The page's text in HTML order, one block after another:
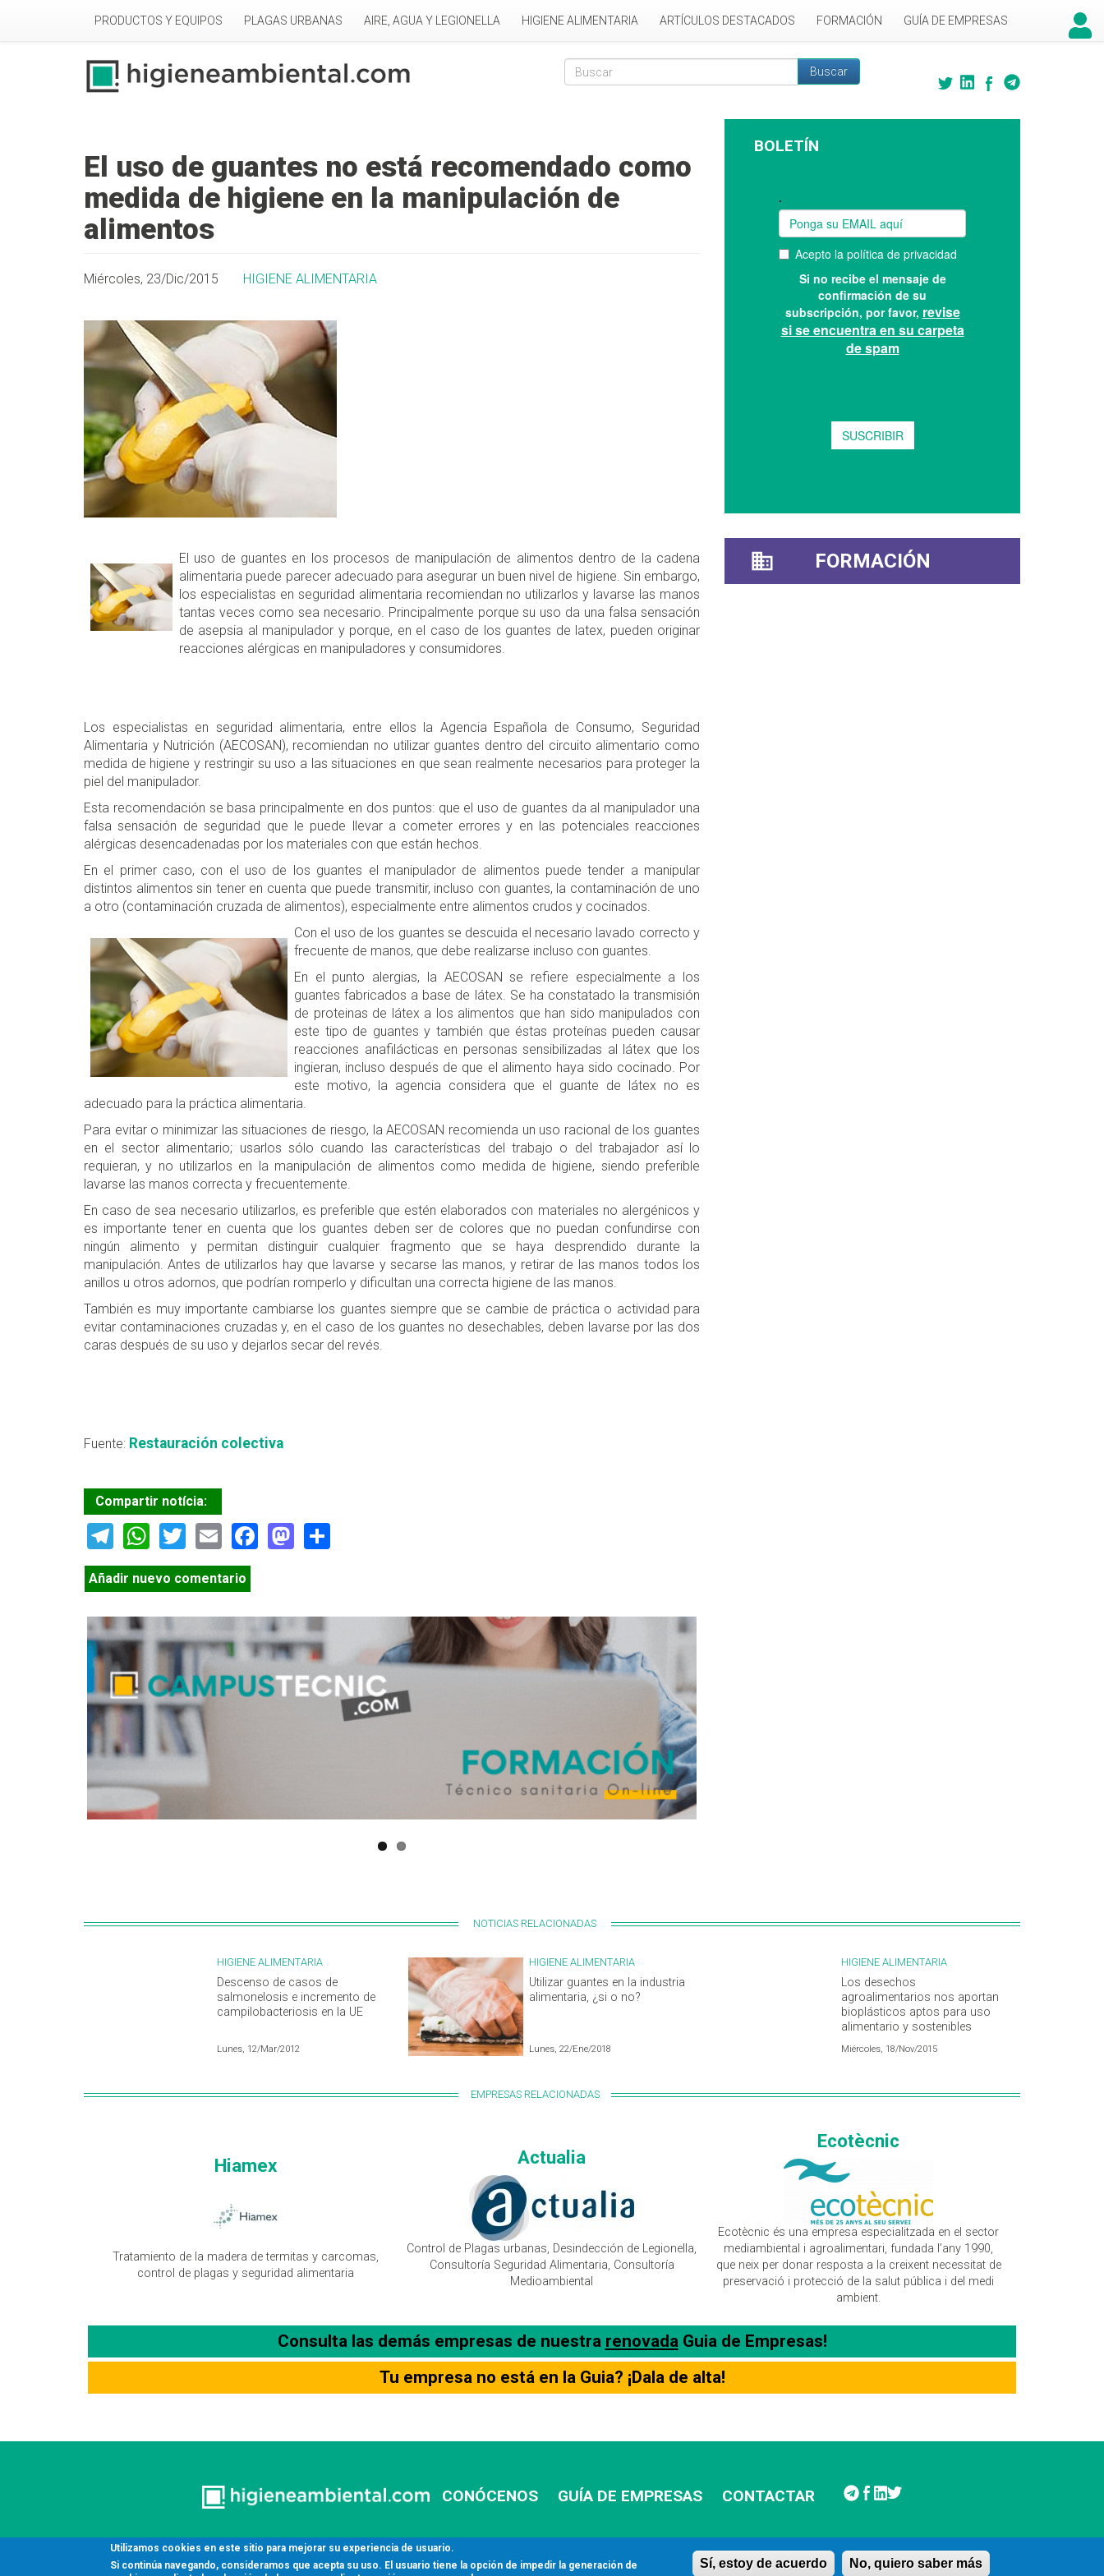
PRODUCTOS Y EQUIPOS PLAGAS URBANAS AIRE, AGUA Y LEGIONELLA HIGIENE ALIMENTARIA ARTÍCULOS DESTACADOS FORMACIÓN GUÍA DE EMPRESAS
Formulario de búsqueda
Buscar
El uso de guantes no está recomendado como
medida de higiene en la manipulación de
alimentos
Miércoles, 23/Dic/2015 HIGIENE ALIMENTARIA
El uso de guantes en los procesos de manipulación de alimentos dentro de la cadena
alimentaria puede parecer adecuado para asegurar un buen nivel de higiene. Sin embargo,
los especialistas en seguridad alimentaria recomiendan no utilizarlos y lavarse las manos
tantas veces como sea necesario. Principalmente porque su uso da una falsa sensación
de asepsia al manipulador y porque, en el caso de los guantes de latex, pueden originar
reacciones alérgicas en manipuladores y consumidores.
Los especialistas en seguridad alimentaria, entre ellos la Agencia Española de Consumo, Seguridad
Alimentaria y Nutrición (AECOSAN), recomiendan no utilizar guantes dentro del circuito alimentario como
medida de higiene y restringir su uso a las situaciones en que sean realmente necesarios para proteger la
piel del manipulador.
Esta recomendación se basa principalmente en dos puntos: que el uso de guantes da al manipulador una
falsa sensación de seguridad que le puede llevar a cometer errores y en las potenciales reacciones
alérgicas desencadenadas por los materiales con que están hechos.
En el primer caso, con el uso de los guantes el manipulador de alimentos puede tender a manipular
distintos alimentos sin tener en cuenta que puede transmitir, incluso con guantes, la contaminación de uno
a otro (contaminación cruzada de alimentos), especialmente entre alimentos crudos y cocinados.
Con el uso de los guantes se descuida el necesario lavado correcto y
frecuente de manos, que debe realizarse incluso con guantes.
En el punto alergias, la AECOSAN se refiere especialmente a los
guantes fabricados a base de látex. Se ha constatado la transmisión
de proteinas de látex a los alimentos que han sido manipulados con
este tipo de guantes y también que éstas proteínas pueden causar
reacciones anafilácticas en personas sensibilizadas al látex que los
ingieran, incluso después de que el alimento haya sido cocinado. Por
este motivo, la agencia considera que el guante de látex no es
adecuado para la práctica alimentaria.
Para evitar o minimizar las situaciones de riesgo, la AECOSAN recomienda un uso racional de los guantes
en el sector alimentario; usarlos sólo cuando las características del trabajo o del trabajador así lo
requieran, y no utilizarlos en la manipulación de alimentos como medida de higiene, siendo preferible
lavarse las manos correcta y frecuentemente.
En caso de sea necesario utilizarlos, es preferible que estén elaborados con materiales no alergénicos y
es importante tener en cuenta que los guantes deben ser de colores que no puedan confundirse con
ningún alimento y permitan distinguir cualquier fragmento que se haya desprendido durante la
manipulación. Antes de utilizarlos hay que lavarse y secarse las manos, y retirar de las manos todos los
anillos u otros adornos, que podrían romperlo y dificultan una correcta higiene de las manos.
También es muy importante cambiarse los guantes siempre que se cambie de práctica o actividad para
evitar contaminaciones cruzadas y, en el caso de los guantes no desechables, deben lavarse por las dos
caras después de su uso y dejarlos secar del revés.
Fuente: Restauración colectiva
Compartir notícia:
Telegram
WhatsApp
TwitterEmailFacebook
Mastodon
Añadir nuevo comentario
BOLETÍN
FORMACIÓN
NOTICIAS RELACIONADAS
HIGIENE ALIMENTARIA
Descenso de casos de
salmonelosis e incremento de
campilobacteriosis en la UE
Lunes, 12/Mar/2012
HIGIENE ALIMENTARIA
Utilizar guantes en la industria
alimentaria, ¿si o no?
Lunes, 22/Ene/2018
HIGIENE ALIMENTARIA
Los desechos
agroalimentarios nos aportan
bioplásticos aptos para uso
alimentario y sostenibles
Miércoles, 18/Nov/2015
EMPRESAS RELACIONADAS
Hiamex
Tratamiento de la madera de termitas y carcomas,
control de plagas y seguridad alimentaria
Actualia
Control de Plagas urbanas, Desindección de Legionella,
Consultoría Seguridad Alimentaria, Consultoría
Medioambiental
Ecotècnic
Ecotècnic és una empresa especialitzada en el sector
mediambiental i agroalimentari, fundada l’any 1990,
que neix per donar resposta a la creixent necessitat de
preservació i protecció de la salut pública i del medi
ambient.
Consulta las demás empresas de nuestra renovadaGuia de Empresas!
Tu empresa no está en la Guia? ¡Dala de alta!
CONÓCENOS GUÍA DE EMPRESAS CONTACTAR
Utilizamos cookies en este sitio para mejorar su experiencia de usuario.
Si continúa navegando, consideramos que acepta su uso. El usuario tiene la opción de impedir la generación de
Sí, estoy de acuerdo No, quiero saber más